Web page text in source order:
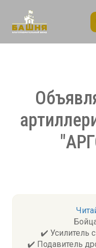
✔️ Усилитель
✔️ Подавитель